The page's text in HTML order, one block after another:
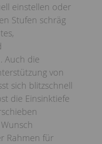
einstellen oder
Stufen schräg
Auch die
von
sich blitzschnell
die Einsinktiefe
Rahmen für